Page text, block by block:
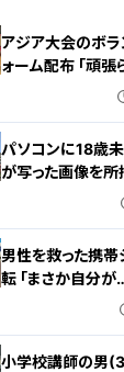
アジア大会のボラ
ォーム配布 ｢頑張
湧いた｣ 名古屋･
パソコンに18歳
が写った画像を
を満たす目的｣
男性を救った携帯
転 ｢まさか自分が
欺”を間一髪で防
小学校講師の男